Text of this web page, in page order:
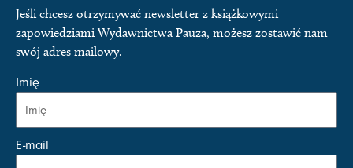
Jeśli chcesz otrzymywać newsletter z książkowymi
zapowiedziami Wydawnictwa Pauza, możesz zostawić nam
swój adres mailowy.
Imię
E-mail